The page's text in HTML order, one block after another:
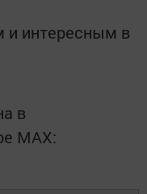
интересным в
в
MАХ: